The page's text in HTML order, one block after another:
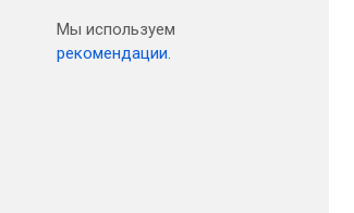
Мы используем
рекомендации.